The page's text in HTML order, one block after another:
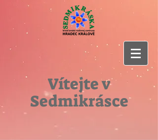
Vítejte v
Sedmikrásce